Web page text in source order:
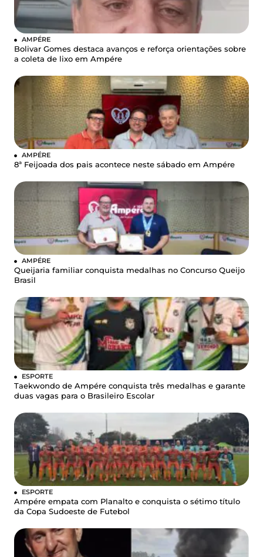
AMPÉRE
Bolivar Gomes destaca avanços e reforça orientações sobre
a coleta de lixo em Ampére
AMPÉRE
8ª Feijoada dos pais acontece neste sábado em Ampére
AMPÉRE
Queijaria familiar conquista medalhas no Concurso Queijo
Brasil
ESPORTE
Taekwondo de Ampére conquista três medalhas e garante
duas vagas para o Brasileiro Escolar
ESPORTE
Ampére empata com Planalto e conquista o sétimo título
da Copa Sudoeste de Futebol